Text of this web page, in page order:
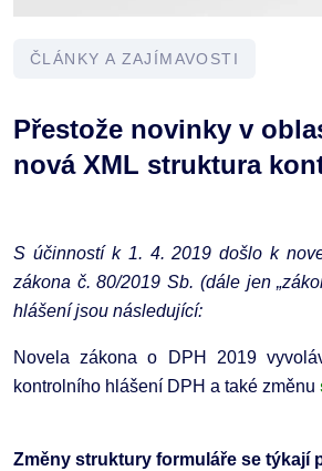
ČLÁNKY A ZAJÍMAVOSTI
Přestože novinky v
nová XML struktura
S účinností k 1. 4. 2019 došlo k
zákona č. 80/2019 Sb. (dále jen
hlášení jsou následující:
Novela zákona o DPH 2019
kontrolního hlášení DPH a také změnu
Změny struktury formuláře se týkají